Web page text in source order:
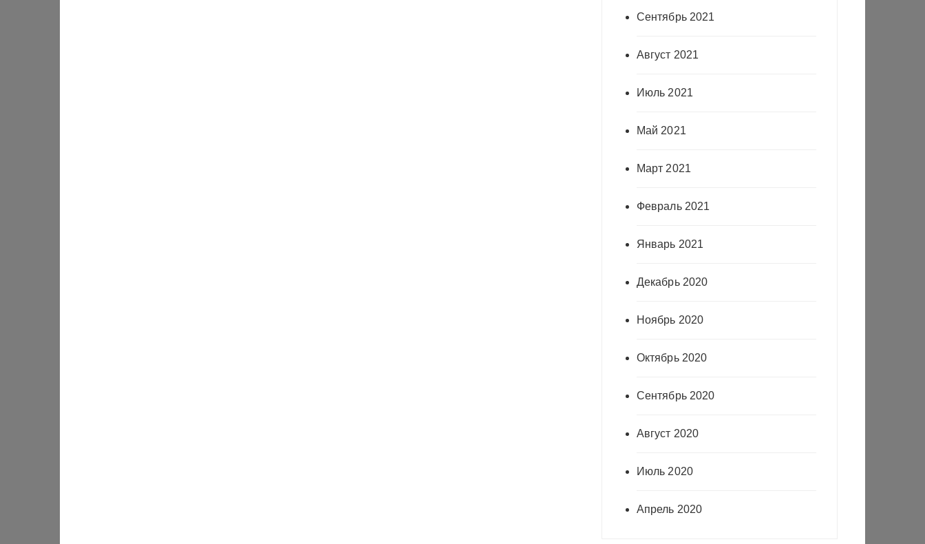
Сентябрь 2021
Август 2021
Июль 2021
Май 2021
Март 2021
Февраль 2021
Январь 2021
Декабрь 2020
Ноябрь 2020
Октябрь 2020
Сентябрь 2020
Август 2020
Июль 2020
Апрель 2020